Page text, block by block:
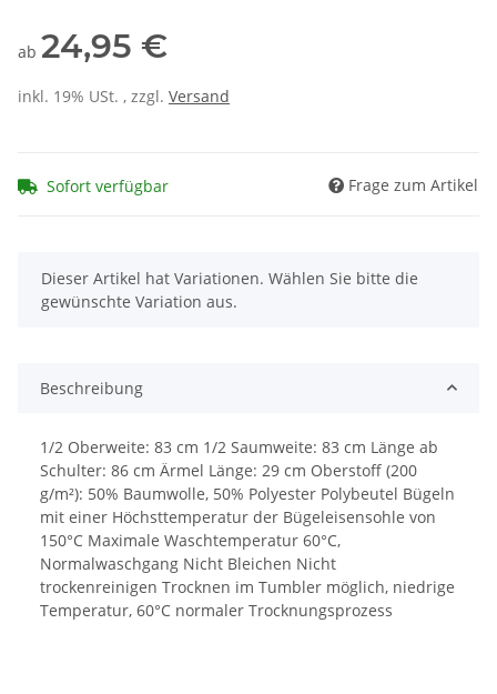
ab 24,95 €
inkl. 19% USt. , zzgl. Versand
Sofort verfügbar Frage zum Artikel
x
Dieser Artikel hat Variationen. Wählen Sie bitte die
gewünschte Variation aus.
Beschreibung
1/2 Oberweite: 83 cm 1/2 Saumweite: 83 cm Länge ab
Schulter: 86 cm Ärmel Länge: 29 cm Oberstoff (200
g/m²): 50% Baumwolle, 50% Polyester Polybeutel Bügeln
mit einer Höchsttemperatur der Bügeleisensohle von
150°C Maximale Waschtemperatur 60°C,
Normalwaschgang Nicht Bleichen Nicht
trockenreinigen Trocknen im Tumbler möglich, niedrige
Temperatur, 60°C normaler Trocknungsprozess